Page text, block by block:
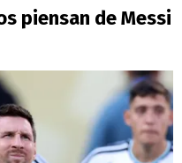
piensan de Messi